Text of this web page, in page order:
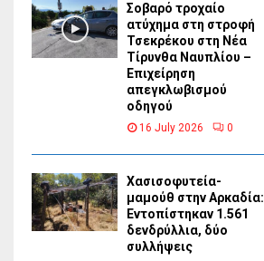
Σοβαρό τροχαίο
ατύχημα στη στροφή
Τσεκρέκου στη Νέα
Τίρυνθα Ναυπλίου –
Επιχείρηση
απεγκλωβισμού
οδηγού
16 July 2026 0
Χασισοφυτεία-
μαμούθ στην Αρκαδία:
Εντοπίστηκαν 1.561
δενδρύλλια, δύο
συλλήψεις